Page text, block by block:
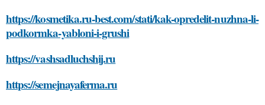
https://kosmetika.ru-best.com/stati/kak-opredelit-nuzhna-li-
podkormka-yabloni-i-grushi
https://vashsadluchshij.ru
https://semejnayaferma.ru